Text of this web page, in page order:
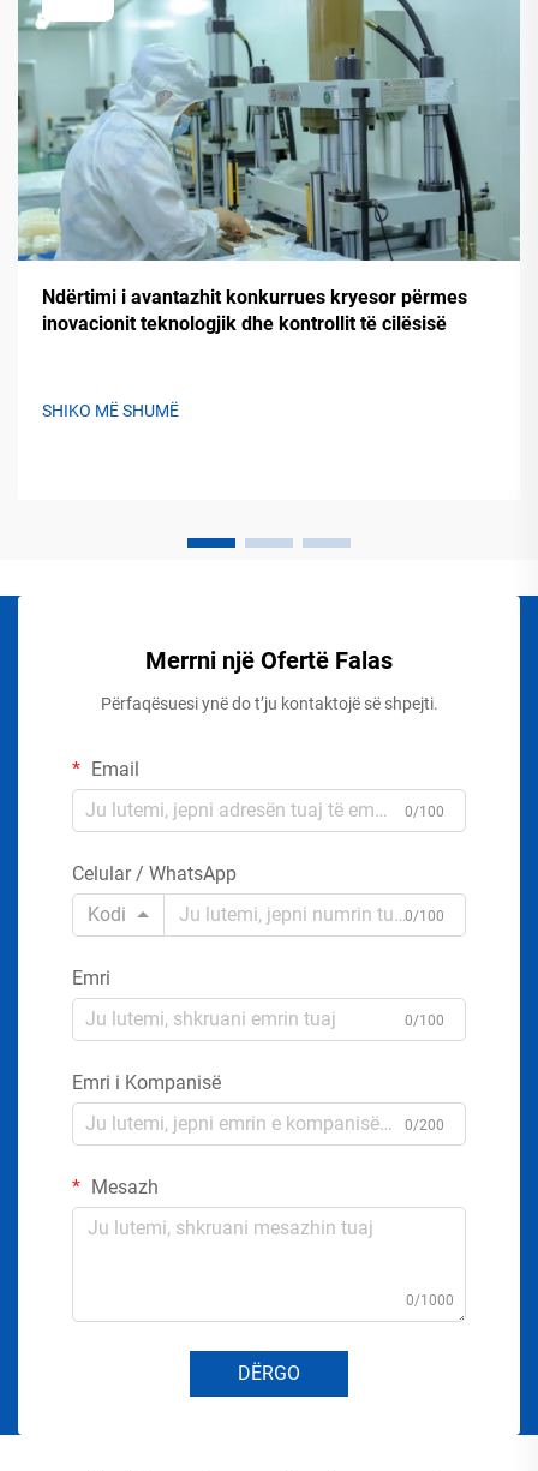
Ndërtimi i avantazhit konkurrues kryesor përmes
inovacionit teknologjik dhe kontrollit të cilësisë
SHIKO MË SHUMË
Merrni një Ofertë Falas
Përfaqësuesi ynë do t’ju kontaktojë së shpejti.
Email
0/100
Celular / WhatsApp
Kodi
0/100
Emri
0/100
Emri i Kompanisë
0/200
Mesazh
0/1000
DËRGO